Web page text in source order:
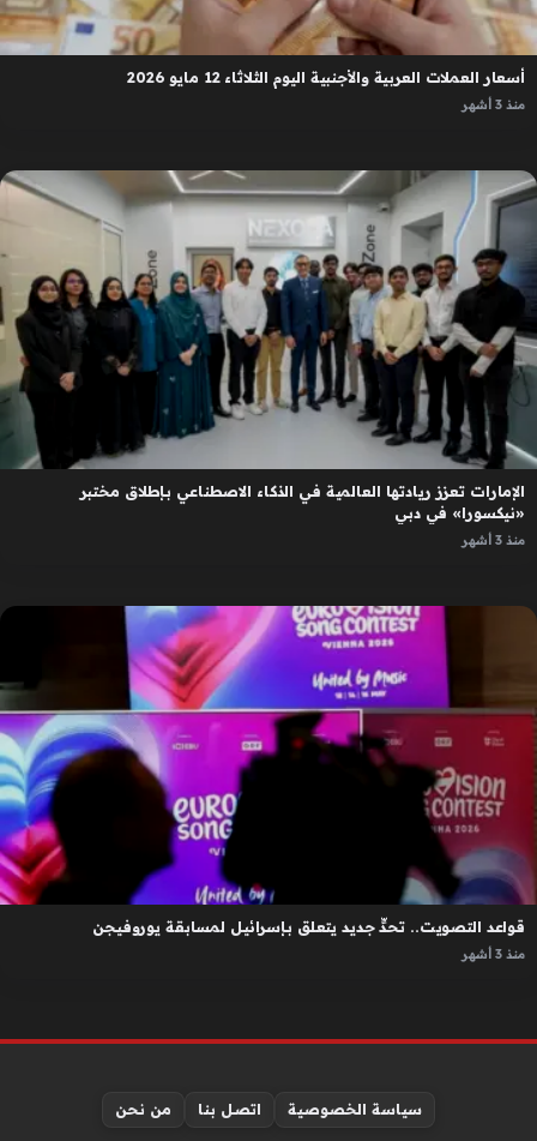
أسعار العملات العربية والأجنبية اليوم الثلاثاء 12 مايو 2026
منذ 3 أشهر
الإمارات تعزز ريادتها العالمية في الذكاء الاصطناعي بإطلاق مختبر
«نيكسورا» في دبي
منذ 3 أشهر
قواعد التصويت.. تحدٍّ جديد يتعلق بإسرائيل لمسابقة يوروفيجن
منذ 3 أشهر
سياسة الخصوصية اتصل بنا من نحن